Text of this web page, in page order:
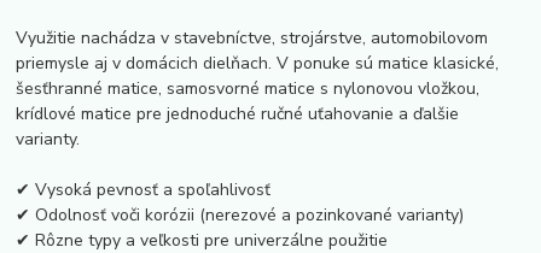
Využitie nachádza v stavebníctve, strojárstve, automobilovom
priemysle aj v domácich dielňach. V ponuke sú matice klasické,
šesťhranné matice, samosvorné matice s nylonovou vložkou,
krídlové matice pre jednoduché ručné uťahovanie a ďalšie
varianty.
✔ Vysoká pevnosť a spoľahlivosť
✔ Odolnosť voči korózii (nerezové a pozinkované varianty)
✔ Rôzne typy a veľkosti pre univerzálne použitie